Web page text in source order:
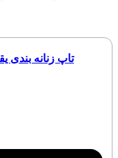
تاپ زنانه بندی